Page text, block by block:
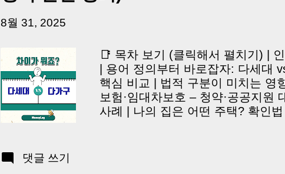
8월 31, 2025
📑 목차 보기 (클릭해서 펼치기) |
| 용어 정의부터 바로잡자: 다세대
핵심 비교 | 법적 구분이 미치는 영
보험·임대차보호 – 청약·공공지원
사례 | 나의 집은 어떤 주택? 확인
게 가장 자주 듣는 질문 중 하나
댓글 쓰기